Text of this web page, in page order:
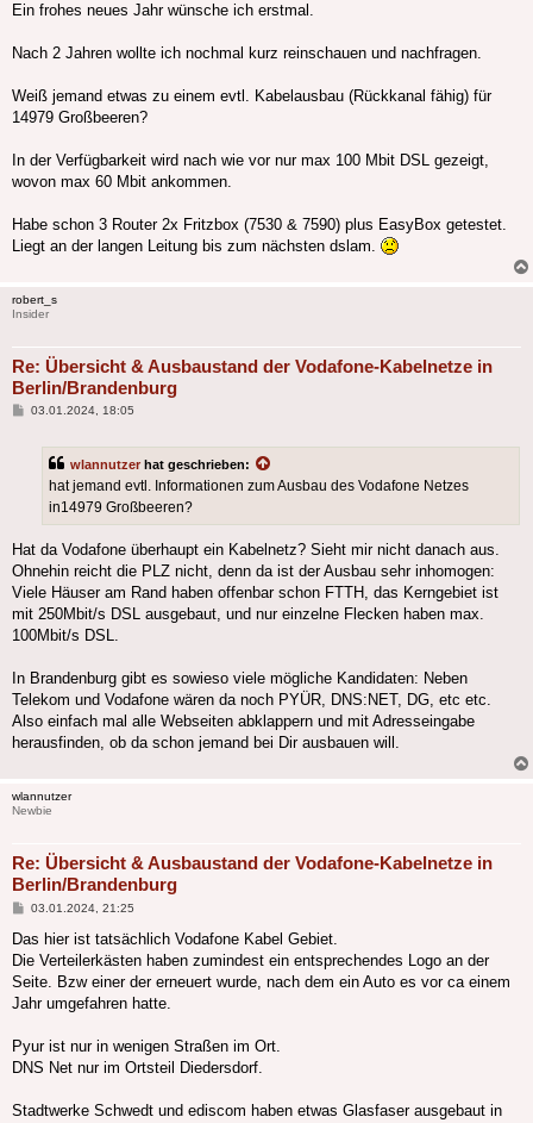
Ein frohes neues Jahr wünsche ich erstmal.
Nach 2 Jahren wollte ich nochmal kurz reinschauen und nachfragen.
Weiß jemand etwas zu einem evtl. Kabelausbau (Rückkanal fähig) für
14979 Großbeeren?
In der Verfügbarkeit wird nach wie vor nur max 100 Mbit DSL gezeigt,
wovon max 60 Mbit ankommen.
Habe schon 3 Router 2x Fritzbox (7530 & 7590) plus EasyBox getestet.
Liegt an der langen Leitung bis zum nächsten dslam.
robert_s
Insider
Re: Übersicht & Ausbaustand der Vodafone-Kabelnetze in
Berlin/Brandenburg
Beitrag
03.01.2024, 18:05
wlannutzer hat geschrieben:
hat jemand evtl. Informationen zum Ausbau des Vodafone Netzes
in14979 Großbeeren?
Hat da Vodafone überhaupt ein Kabelnetz? Sieht mir nicht danach aus.
Ohnehin reicht die PLZ nicht, denn da ist der Ausbau sehr inhomogen:
Viele Häuser am Rand haben offenbar schon FTTH, das Kerngebiet ist
mit 250Mbit/s DSL ausgebaut, und nur einzelne Flecken haben max.
100Mbit/s DSL.
In Brandenburg gibt es sowieso viele mögliche Kandidaten: Neben
Telekom und Vodafone wären da noch PYÜR, DNS:NET, DG, etc etc.
Also einfach mal alle Webseiten abklappern und mit Adresseingabe
herausfinden, ob da schon jemand bei Dir ausbauen will.
wlannutzer
Newbie
Re: Übersicht & Ausbaustand der Vodafone-Kabelnetze in
Berlin/Brandenburg
Beitrag
03.01.2024, 21:25
Das hier ist tatsächlich Vodafone Kabel Gebiet.
Die Verteilerkästen haben zumindest ein entsprechendes Logo an der
Seite. Bzw einer der erneuert wurde, nach dem ein Auto es vor ca einem
Jahr umgefahren hatte.
Pyur ist nur in wenigen Straßen im Ort.
DNS Net nur im Ortsteil Diedersdorf.
Stadtwerke Schwedt und ediscom haben etwas Glasfaser ausgebaut in